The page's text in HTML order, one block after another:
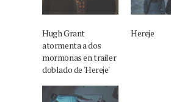
Hugh Grant
atormenta a dos
mormonas en trailer
doblado de 'Hereje'
Hereje